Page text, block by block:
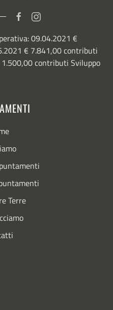
09.04.2021 €
€ 7.841,00 contributi
contributi Sviluppo
Terre